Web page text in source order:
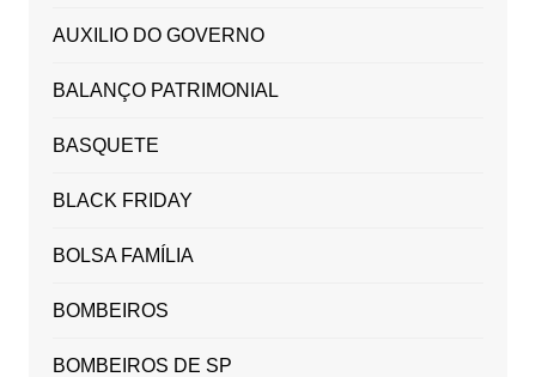
AUXILIO DO GOVERNO
BALANÇO PATRIMONIAL
BASQUETE
BLACK FRIDAY
BOLSA FAMÍLIA
BOMBEIROS
BOMBEIROS DE SP